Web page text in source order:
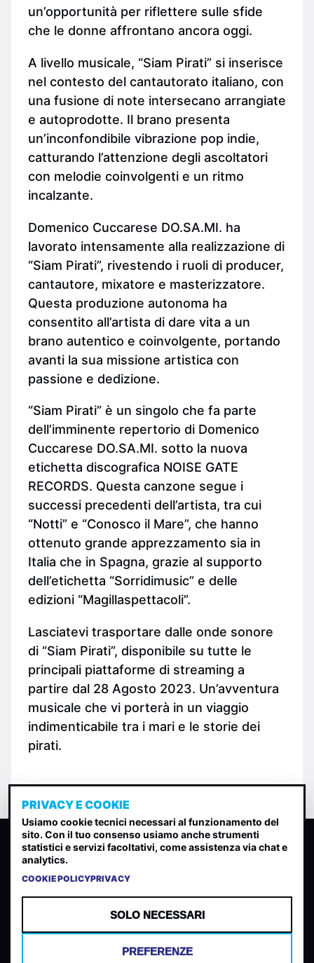
un’opportunità per riflettere sulle sfide
che le donne affrontano ancora oggi.
A livello musicale, “Siam Pirati” si inserisce
nel contesto del cantautorato italiano, con
una fusione di note intersecano arrangiate
e autoprodotte. Il brano presenta
un’inconfondibile vibrazione pop indie,
catturando l’attenzione degli ascoltatori
con melodie coinvolgenti e un ritmo
incalzante.
Domenico Cuccarese DO.SA.MI. ha
lavorato intensamente alla realizzazione di
“Siam Pirati”, rivestendo i ruoli di producer,
cantautore, mixatore e masterizzatore.
Questa produzione autonoma ha
consentito all’artista di dare vita a un
brano autentico e coinvolgente, portando
avanti la sua missione artistica con
passione e dedizione.
“Siam Pirati” è un singolo che fa parte
dell’imminente repertorio di Domenico
Cuccarese DO.SA.MI. sotto la nuova
etichetta discografica NOISE GATE
RECORDS. Questa canzone segue i
successi precedenti dell’artista, tra cui
“Notti” e “Conosco il Mare”, che hanno
ottenuto grande apprezzamento sia in
Italia che in Spagna, grazie al supporto
dell’etichetta “Sorridimusic” e delle
edizioni “Magillaspettacoli”.
Lasciatevi trasportare dalle onde sonore
di “Siam Pirati”, disponibile su tutte le
principali piattaforme di streaming a
partire dal 28 Agosto 2023. Un’avventura
musicale che vi porterà in un viaggio
indimenticabile tra i mari e le storie dei
pirati.
CLASSIFICA INDIE
Classifica per indice di gradimento generata dall analisi di
PRIVACY E COOKIE
Usiamo cookie tecnici necessari al funzionamento del
sito. Con il tuo consenso usiamo anche strumenti
statistici e servizi facoltativi, come assistenza via chat e
analytics.
COOKIE POLICYPRIVACY
SOLO NECESSARI
PREFERENZE